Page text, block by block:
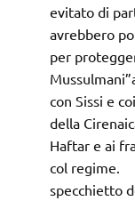
evitato di
avrebbero
per
con Sissi e
della
Haftar e ai
col
specchietto